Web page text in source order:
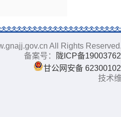
All Rights
备案号：
陇ICP备
甘公网安备
技术